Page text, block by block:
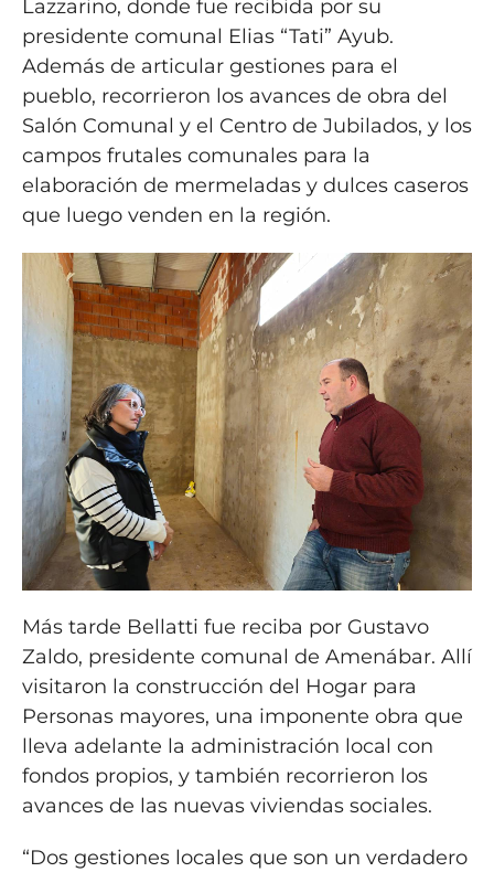
Lazzarino, donde fue recibida por su
presidente comunal Elias “Tati” Ayub.
Además de articular gestiones para el
pueblo, recorrieron los avances de obra del
Salón Comunal y el Centro de Jubilados, y los
campos frutales comunales para la
elaboración de mermeladas y dulces caseros
que luego venden en la región.
Más tarde Bellatti fue reciba por Gustavo
Zaldo, presidente comunal de Amenábar. Allí
visitaron la construcción del Hogar para
Personas mayores, una imponente obra que
lleva adelante la administración local con
fondos propios, y también recorrieron los
avances de las nuevas viviendas sociales.
“Dos gestiones locales que son un verdadero